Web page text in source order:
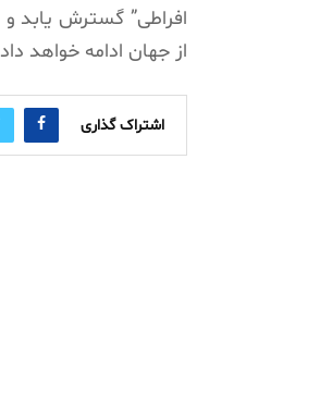
افراطی” گسترش یابد
از جهان ادامه خواهد
اشتراک گذاری